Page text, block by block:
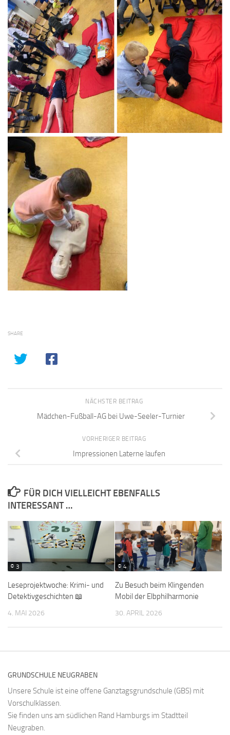
SHARE
NÄCHSTER BEITRAG
Mädchen-Fußball-AG bei Uwe-Seeler-Turnier
VORHERIGER BEITRAG
Impressionen Laterne laufen
FÜR DICH VIELLEICHT EBENFALLS
INTERESSANT …
© 3
Leseprojektwoche: Krimi- und
Detektivgeschichten 📖
4. MAI 2026
© 4
Zu Besuch beim Klingenden
Mobil der Elbphilharmonie
30. APRIL 2026
GRUNDSCHULE NEUGRABEN
Unsere Schule ist eine offene Ganztagsgrundschule (GBS) mit
Vorschulklassen.
Sie finden uns am südlichen Rand Hamburgs im Stadtteil
Neugraben.